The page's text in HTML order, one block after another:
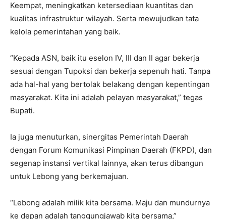
Keempat, meningkatkan ketersediaan kuantitas dan
kualitas infrastruktur wilayah. Serta mewujudkan tata
kelola pemerintahan yang baik.
“Kepada ASN, baik itu eselon IV, III dan II agar bekerja
sesuai dengan Tupoksi dan bekerja sepenuh hati. Tanpa
ada hal-hal yang bertolak belakang dengan kepentingan
masyarakat. Kita ini adalah pelayan masyarakat,” tegas
Bupati.
Ia juga menuturkan, sinergitas Pemerintah Daerah
dengan Forum Komunikasi Pimpinan Daerah (FKPD), dan
segenap instansi vertikal lainnya, akan terus dibangun
untuk Lebong yang berkemajuan.
“Lebong adalah milik kita bersama. Maju dan mundurnya
ke depan adalah tanggungjawab kita bersama,”